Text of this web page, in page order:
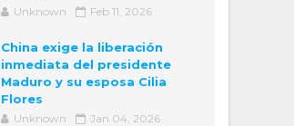
Unknown Feb 11, 2026
China exige la liberación
inmediata del presidente
Maduro y su esposa Cilia
Flores
Unknown Jan 04, 2026